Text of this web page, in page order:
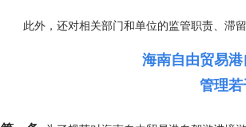
此外，还对相关部门和单位的监管职责、滞留
海南自由贸易
管理若